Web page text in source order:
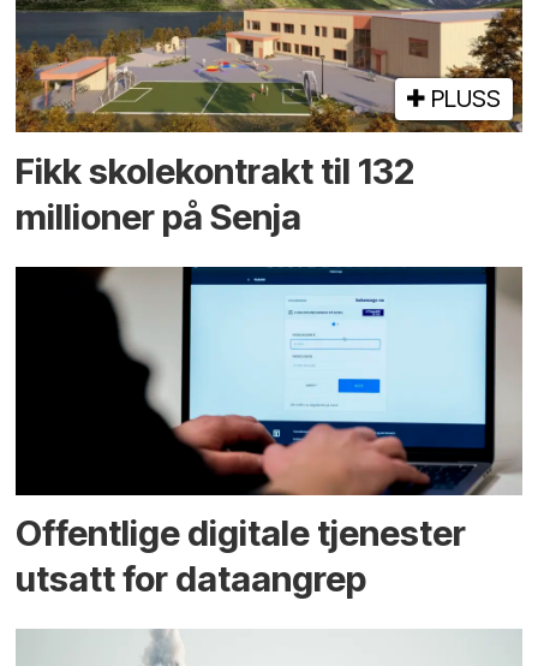
PLUSS
Fikk skole­kontrakt til 132
millioner på Senja
Offentlige digitale tjenester
utsatt for dataangrep